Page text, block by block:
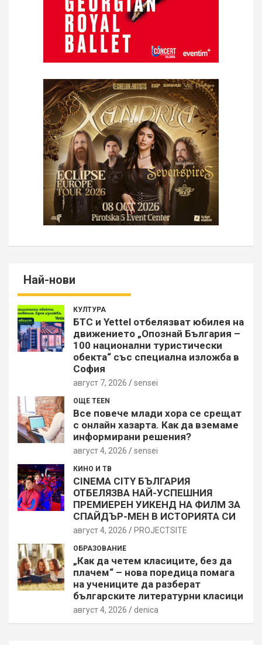
Най-нови
КУЛТУРА
БТС и Yettel отбелязват юбилея на
движението „Опознай България –
100 национални туристически
обекта“ със специална изложба в
София
август 7, 2026 sensei
ОЩЕ TEEN
Все повече млади хора се срещат
с онлайн хазарта. Как да вземаме
информирани решения?
август 4, 2026 sensei
КИНО И ТВ
CINEMA CITY БЪЛГАРИЯ
ОТБЕЛЯЗВА НАЙ-УСПЕШНИЯ
ПРЕМИЕРЕН УИКЕНД НА ФИЛМ ЗА
СПАЙДЪР-МЕН В ИСТОРИЯТА СИ
август 4, 2026 PROJECTSITЕ
ОБРАЗОВАНИЕ
„Как да четем класиците, без да
плачем“ – нова поредица помага
на учениците да разберат
българските литературни класици
август 4, 2026 denica